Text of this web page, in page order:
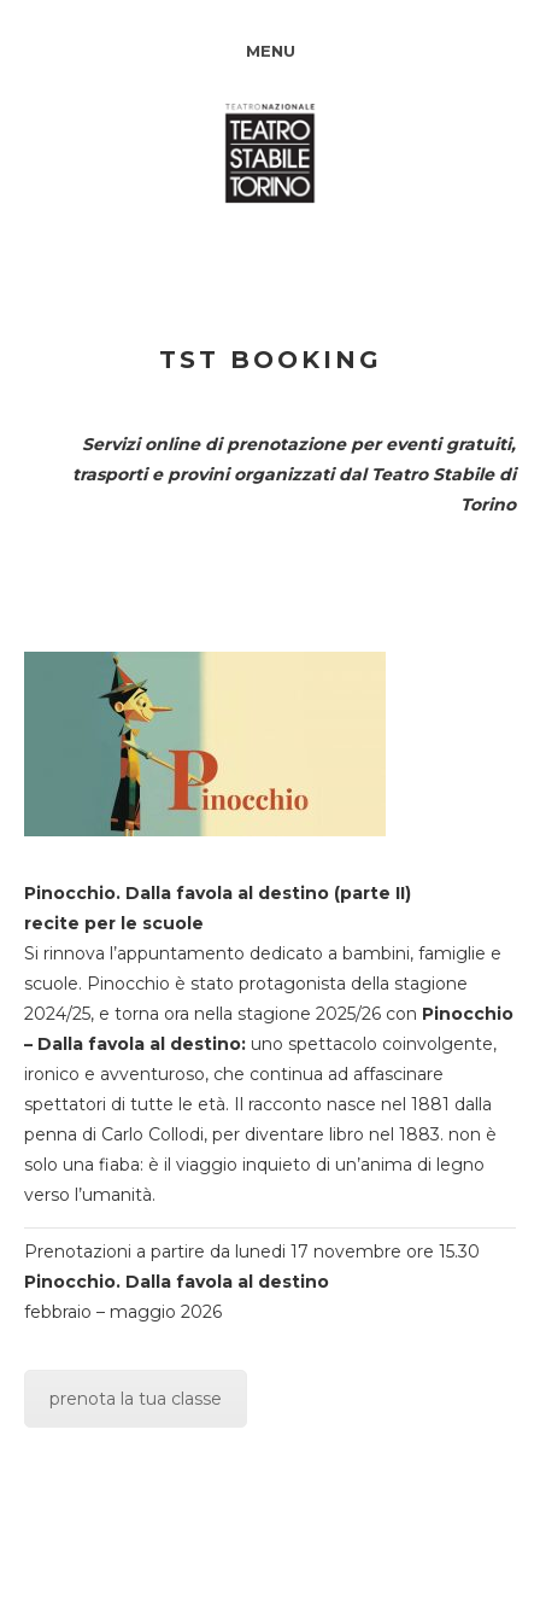
MENU
TST BOOKING
Servizi online di prenotazione per eventi gratuiti,
trasporti e provini organizzati dal Teatro Stabile di
Torino
Pinocchio. Dalla favola al destino (parte II)
recite per le scuole
Si rinnova l’appuntamento dedicato a bambini, famiglie e
scuole. Pinocchio è stato protagonista della stagione
2024/25, e torna ora nella stagione 2025/26 con Pinocchio
– Dalla favola al destino: uno spettacolo coinvolgente,
ironico e avventuroso, che continua ad affascinare
spettatori di tutte le età. Il racconto nasce nel 1881 dalla
penna di Carlo Collodi, per diventare libro nel 1883. non è
solo una fiaba: è il viaggio inquieto di un’anima di legno
verso l’umanità.
Prenotazioni a partire da lunedi 17 novembre ore 15.30
Pinocchio. Dalla favola al destino
febbraio – maggio 2026
prenota la tua classe